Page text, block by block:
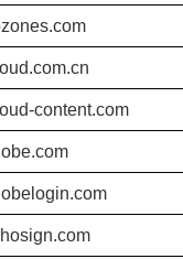
content.com